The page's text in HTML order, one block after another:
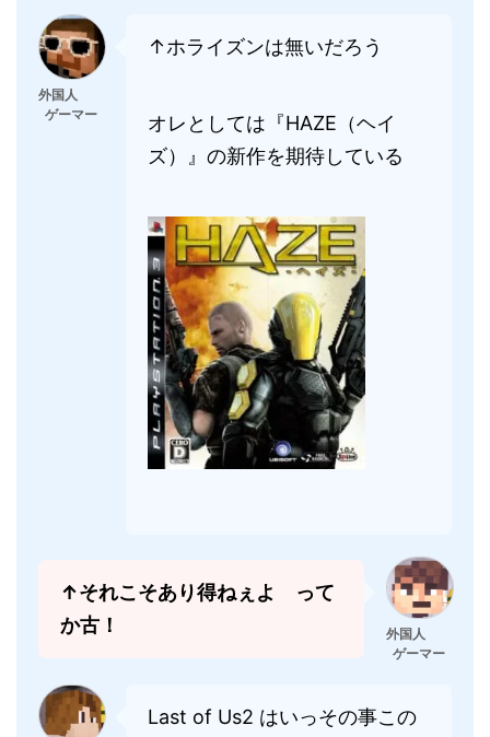
外国人
ゲーマー
↑ホライズンは無いだろう
オレとしては『HAZE（ヘイ
ズ）』の新作を期待している
↑それこそあり得ねぇよ って
か古！
外国人
ゲーマー
Last of Us2 はいっその事この